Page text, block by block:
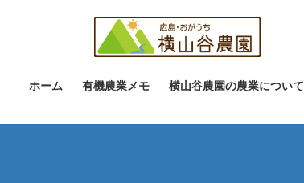
ス
ン
ホーム 有機農業メモ 横山谷農園の農業について